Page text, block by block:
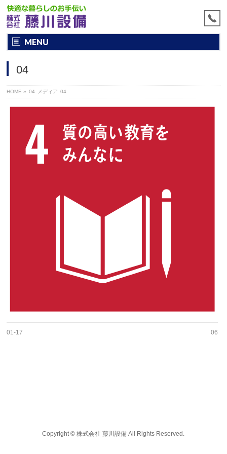
MENU
04
HOME » 04 メディア 04
01-17 06
Copyright ©株式会社 藤川設備 All Rights Reserved.